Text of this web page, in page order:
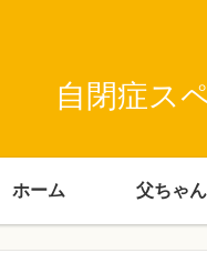
自閉症ス
ホーム